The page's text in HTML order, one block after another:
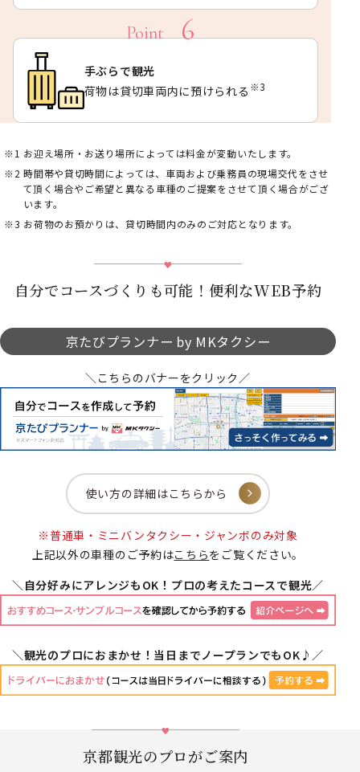
手ぶらで観光
荷物は貸切車両内に預けられる ※3
お迎え場所・お送り場所によっては料金が変動いたします。
時間帯や貸切時間によっては、車両および乗務員の現場交代をさせ
て頂く場合やご希望と異なる車種のご提案をさせて頂く場合がござ
います。
お荷物のお預かりは、貸切時間内のみのご対応となります。
自分でコースづくりも可能！便利なWEB予約
京たびプランナー by MKタクシー
＼こちらのバナーをクリック／
使い方の詳細はこちらから
※普通車・ミニバンタクシー・ジャンボのみ対象
上記以外の車種のご予約はこちらをご覧ください。
＼自分好みにアレンジもOK！プロの考えたコースで観光／
＼観光のプロにおまかせ！当日までノープランでもOK♪／
京都観光のプロがご案内